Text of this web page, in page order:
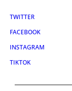
TWITTER
FACEBOOK
INSTAGRAM
TIKTOK